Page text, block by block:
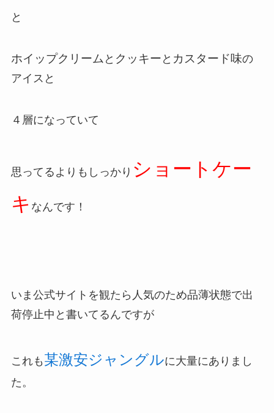
と
ホイップクリーム と クッキー と カスタード味の
アイスと
４層になっていて
思ってるよりもしっかり ショートケー
キ なんです！
いま公式サイトを観たら人気のため品薄状態で出
荷停止中と書いてるんですが
これも 某激安ジャングルに大量にありまし
た。